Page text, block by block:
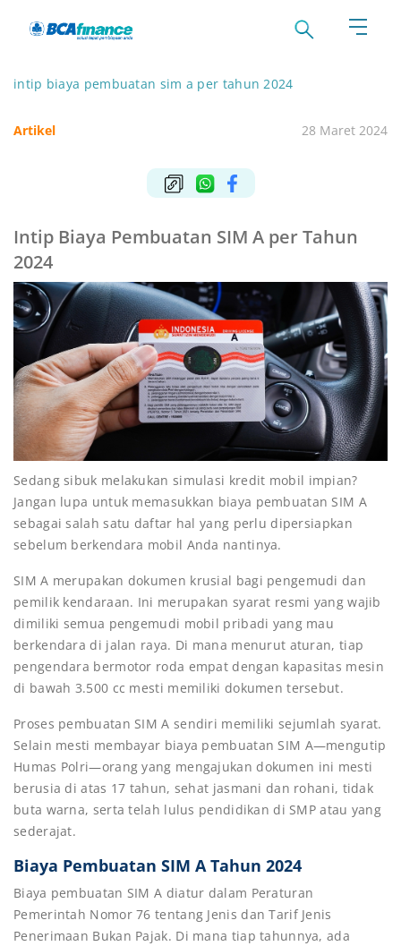
intip biaya pembuatan sim a per tahun 2024
Artikel 28 Maret 2024
Intip Biaya Pembuatan SIM A per Tahun
2024
Sedang sibuk melakukan simulasi kredit mobil impian?
Jangan lupa untuk memasukkan biaya pembuatan SIM A
sebagai salah satu daftar hal yang perlu dipersiapkan
sebelum berkendara mobil Anda nantinya.
SIM A merupakan dokumen krusial bagi pengemudi dan
pemilik kendaraan. Ini merupakan syarat resmi yang wajib
dimiliki semua pengemudi mobil pribadi yang mau
berkendara di jalan raya. Di mana menurut aturan, tiap
pengendara bermotor roda empat dengan kapasitas mesin
di bawah 3.500 cc mesti memiliki dokumen tersebut.
Proses pembuatan SIM A sendiri memiliki sejumlah syarat.
Selain mesti membayar biaya pembuatan SIM A—mengutip
Humas Polri—orang yang mengajukan dokumen ini mesti
berusia di atas 17 tahun, sehat jasmani dan rohani, tidak
buta warna, serta telah lulus pendidikan di SMP atau yang
sederajat.
Biaya Pembuatan SIM A Tahun 2024
Biaya pembuatan SIM A diatur dalam Peraturan
Pemerintah Nomor 76 tentang Jenis dan Tarif Jenis
Penerimaan Bukan Pajak. Di mana tiap tahunnya, ada